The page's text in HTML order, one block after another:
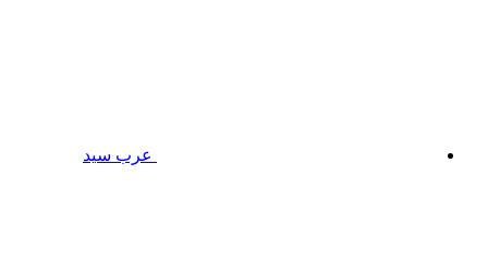
عرب سيد